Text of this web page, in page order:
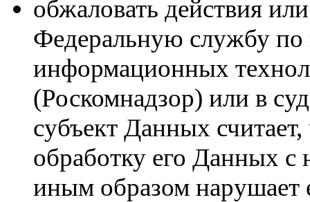
обжаловать действия
Федеральную службу по
информационных
(Роскомнадзор) или в
субъект Данных
обработку его Данных с
иным образом нарушает